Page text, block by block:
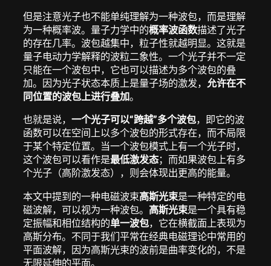
但是注意光子也不能单纯理解为一种波包，而是理解
为一种概率波。量子力学中的概率波函数描述了光子
的存在几率。波包越集中，粒子性就越明显。这就是
量子电动力学解释的波粒二象性。一个光子并不一定
只能在一个波包中，它也可以描述为多个波包的叠
加。因为光子状态本质上是量子场的激发， 允许在不
同位置的波包上进行叠加。
也就是说， 一个光子可以“跨越”多个波包，即它的波
函数可以在空间上以多个波包的形式存在，而不局限
于某个特定位置。当一个波包模式上有一个光子时，
这个波包可以看作是最低激发态；而如果波包上有多
个光子（高阶激发态），则会体现出更高的能量。
本文中提到的一种电磁波束高斯光束是一种特定的电
磁波解，可以视为一种波包。 高斯光束是一个具有稳
定振幅和相位结构的单一波包，它在横截面上表现为
高斯分布。不同于我们平常在经典电磁理论中常用的
平面波解，因为高斯光束的波前是曲率变化的，不是
无限延伸的平面。